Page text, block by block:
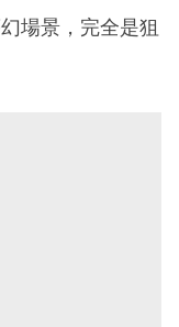
場景，完全是狙